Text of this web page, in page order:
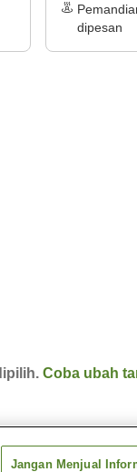
dipesan
Coba ubah
Jangan Menjual